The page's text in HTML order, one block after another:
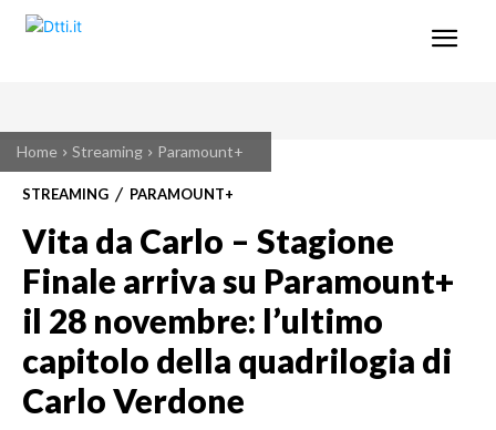
Home Streaming Paramount+
STREAMING PARAMOUNT+
Vita da Carlo – Stagione
Finale arriva su Paramount+
il 28 novembre: l’ultimo
capitolo della quadrilogia di
Carlo Verdone